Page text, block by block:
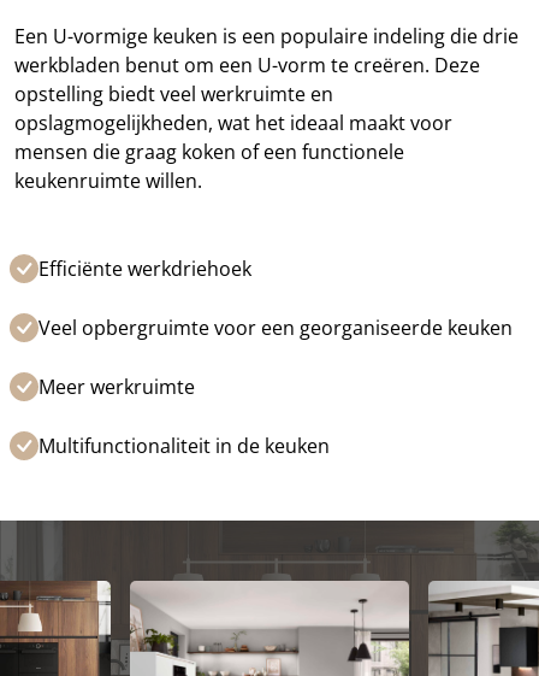
Een U-vormige keuken is een populaire indeling die drie
werkbladen benut om een U-vorm te creëren. Deze
opstelling biedt veel werkruimte en
opslagmogelijkheden, wat het ideaal maakt voor
mensen die graag koken of een functionele
keukenruimte willen.
Efficiënte werkdriehoek
Veel opbergruimte voor een georganiseerde keuken
Meer werkruimte
Multifunctionaliteit in de keuken